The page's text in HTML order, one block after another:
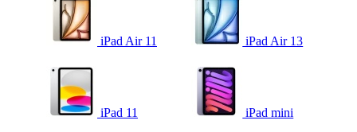
iPad Air 11 iPad Air 13
iPad 11 iPad mini